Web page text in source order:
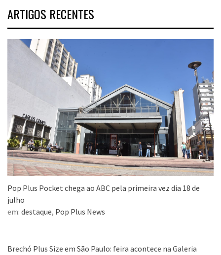
ARTIGOS RECENTES
Pop Plus Pocket chega ao ABC pela primeira vez dia 18 de
julho
em: destaque, Pop Plus News
Brechó Plus Size em São Paulo: feira acontece na Galeria